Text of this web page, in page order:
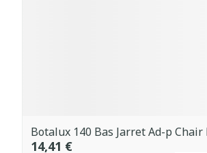
Botalux 140 Bas Jarret Ad-p Chair
14,41 €